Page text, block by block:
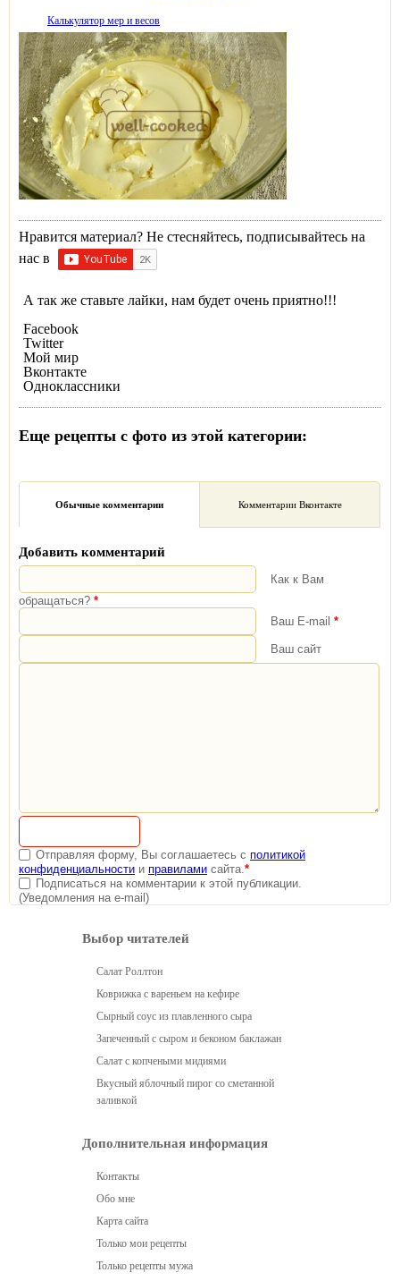
Калькулятор мер и весов
Нравится материал? Не стесняйтесь, подписывайтесь на
нас в
А так же ставьте лайки, нам будет очень приятно!!!
Facebook
Twitter
Мой мир
Вконтакте
Одноклассники
Еще рецепты с фото из этой категории:
Обычные комментарии Комментарии Вконтакте
Добавить комментарий
Как к Вам
обращаться? *
Ваш E-mail *
Ваш сайт
Отправляя форму, Вы соглашаетесь с политикой
конфиденциальности и правилами сайта.*
Подписаться на комментарии к этой публикации.
(Уведомления на e-mail)
Выбор читателей
Салат Роллтон
Коврижка с вареньем на кефире
Сырный соус из плавленного сыра
Запеченный с сыром и беконом баклажан
Салат с копчеными мидиями
Вкусный яблочный пирог со сметанной
заливкой
Дополнительная информация
Контакты
Обо мне
Карта сайта
Только мои рецепты
Только рецепты мужа